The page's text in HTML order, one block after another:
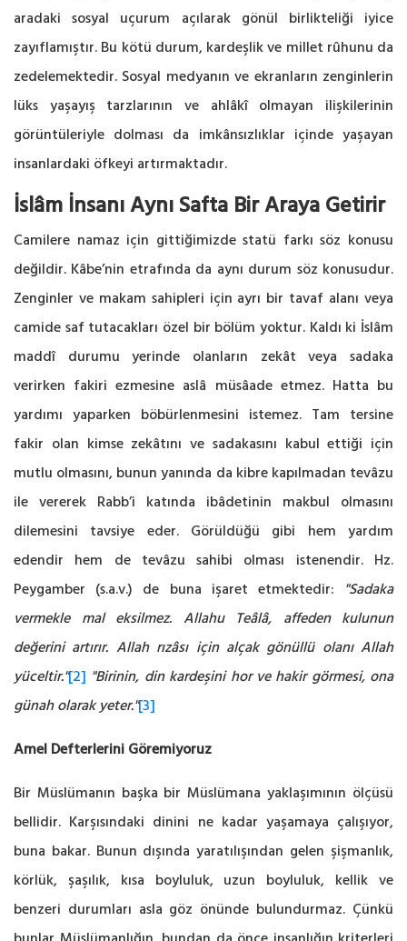
aradaki sosyal uçurum açılarak gönül birlikteliği iyice
zayıflamıştır. Bu kötü durum, kardeşlik ve millet rûhunu da
zedelemektedir. Sosyal medyanın ve ekranların zenginlerin
lüks yaşayış tarzlarının ve ahlâkî olmayan ilişkilerinin
görüntüleriyle dolması da imkânsızlıklar içinde yaşayan
insanlardaki öfkeyi artırmaktadır.
İslâm İnsanı Aynı Safta Bir Araya Getirir
Camilere namaz için gittiğimizde statü farkı söz konusu
değildir. Kâbe’nin etrafında da aynı durum söz konusudur.
Zenginler ve makam sahipleri için ayrı bir tavaf alanı veya
camide saf tutacakları özel bir bölüm yoktur. Kaldı ki İslâm
maddî durumu yerinde olanların zekât veya sadaka
verirken fakiri ezmesine aslâ müsâade etmez. Hatta bu
yardımı yaparken böbürlenmesini istemez. Tam tersine
fakir olan kimse zekâtını ve sadakasını kabul ettiği için
mutlu olmasını, bunun yanında da kibre kapılmadan tevâzu
ile vererek Rabb’i katında ibâdetinin makbul olmasını
dilemesini tavsiye eder. Görüldüğü gibi hem yardım
edendir hem de tevâzu sahibi olması istenendir. Hz.
Peygamber (s.a.v.) de buna işaret etmektedir: "Sadaka
vermekle mal eksilmez. Allahu Teâlâ, affeden kulunun
değerini artırır. Allah rızâsı için alçak gönüllü olanı Allah
yüceltir."[2] "Birinin, din kardeşini hor ve hakir görmesi, ona
günah olarak yeter."[3]
Amel Defterlerini Göremiyoruz
Bir Müslümanın başka bir Müslümana yaklaşımının ölçüsü
bellidir. Karşısındaki dinini ne kadar yaşamaya çalışıyor,
buna bakar. Bunun dışında yaratılışından gelen şişmanlık,
körlük, şaşılık, kısa boyluluk, uzun boyluluk, kellik ve
benzeri durumları asla göz önünde bulundurmaz. Çünkü